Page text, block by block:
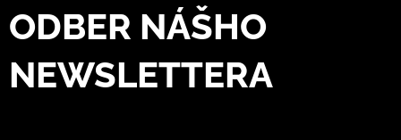
ODBER NÁŠHO
NEWSLETTERA